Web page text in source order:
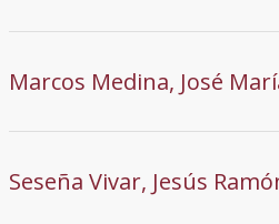
Marcos Medina, José
Seseña Vivar, Jesús